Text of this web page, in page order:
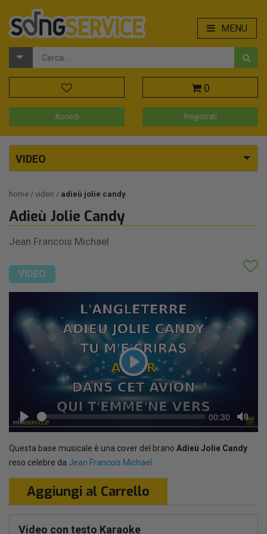
MENU
0
Accedi Registrati
VIDEO
home video adieù jolie candy
Adieù Jolie Candy
Jean Francois Michael
VIDEO
Play
Play
Seek Current
time
00:30
Mute
Questa base musicale è una cover del brano Adieù Jolie Candy
reso celebre da Jean Francois Michael
Aggiungi al Carrello
Video con testo Karaoke